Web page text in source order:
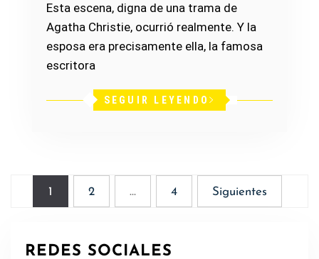
Esta escena, digna de una trama de
Agatha Christie, ocurrió realmente. Y la
esposa era precisamente ella, la famosa
escritora
SEGUIR LEYENDO
Paginación
de
1 2 … 4 Siguientes
REDES SOCIALES